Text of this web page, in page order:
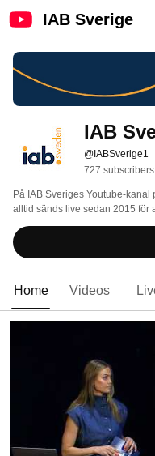
IAB Sverige
IAB
@IABSverige1
727 subscribers
På IAB Sveriges Youtube-
alltid sänds live sedan 2015 för
seminarier syftar till att öka
kanaler.
Home Videos